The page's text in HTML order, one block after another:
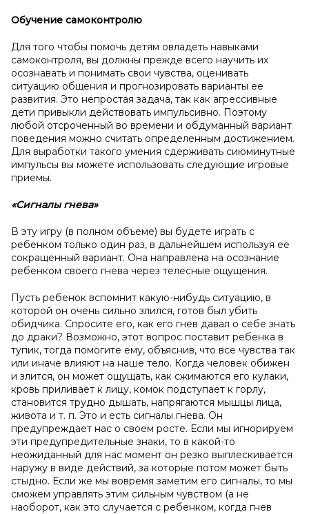
Обучение самоконтролю
Для того чтобы помочь детям овладеть навыками
самоконтроля, вы должны прежде всего научить их
осознавать и понимать свои чувства, оценивать
ситуацию общения и прогнозировать варианты ее
развития. Это непростая задача, так как агрессивные
дети привыкли действовать импульсивно. Поэтому
любой отсроченный во времени и обдуманный вариант
поведения можно считать определенным достижением.
Для выработки такого умения сдерживать сиюминутные
импульсы вы можете использовать следующие игровые
приемы.
«Сигналы гнева»
В эту игру (в полном объеме) вы будете играть с
ребенком только один раз, в дальнейшем используя ее
сокращенный вариант. Она направлена на осознание
ребенком своего гнева через телесные ощущения.
Пусть ребенок вспомнит какую-нибудь ситуацию, в
которой он очень сильно злился, готов был убить
обидчика. Спросите его, как его гнев давал о себе знать
до драки? Возможно, этот вопрос поставит ребенка в
тупик, тогда помогите ему, объяснив, что все чувства так
или иначе влияют на наше тело. Когда человек обижен
и злится, он может ощущать, как сжимаются его кулаки,
кровь приливает к лицу, комок подступает к горлу,
становится трудно дышать, напрягаются мышцы лица,
живота и т. п. Это и есть сигналы гнева. Он
предупреждает нас о своем росте. Если мы игнорируем
эти предупредительные знаки, то в какой-то
неожиданный для нас момент он резко выплескивается
наружу в виде действий, за которые потом может быть
стыдно. Если же мы вовремя заметим его сигналы, то мы
сможем управлять этим сильным чувством (а не
наоборот, как это случается с ребенком, когда гнев